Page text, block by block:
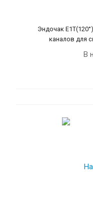
Эндочак
каналов для
В